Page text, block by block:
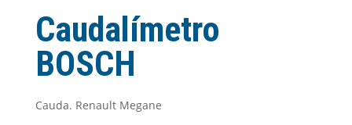
Caudalímetro
BOSCH
Cauda. Renault Megane